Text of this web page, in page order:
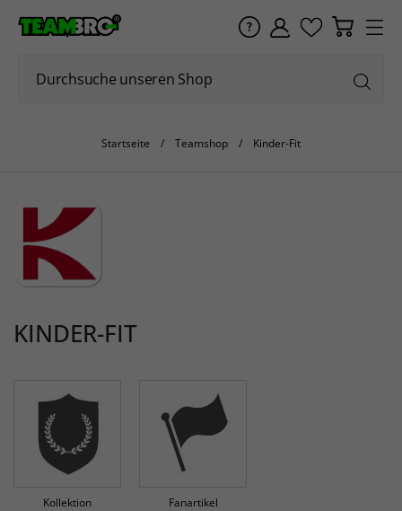
Startseite Teamshop Kinder-Fit
KINDER-FIT
Kollektion Fanartikel